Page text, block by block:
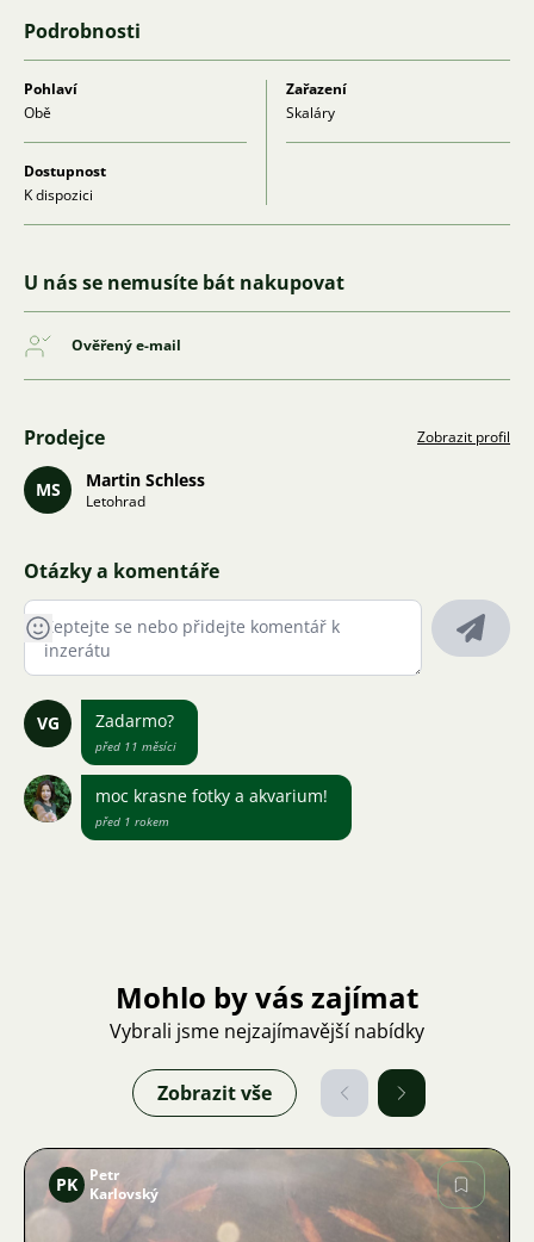
Podrobnosti
Pohlaví
Obě
Zařazení
Skaláry
Dostupnost
K dispozici
U nás se nemusíte bát nakupovat
Ověřený e-mail
Prodejce Zobrazit profil
MS Martin Schless
Letohrad
Otázky a komentáře
VG Zadarmo?
před 11 měsíci
moc krasne fotky a akvarium!
před 1 rokem
Mohlo by vás zajímat
Vybrali jsme nejzajímavější nabídky
Zobrazit vše
PK
Petr
Karlovský